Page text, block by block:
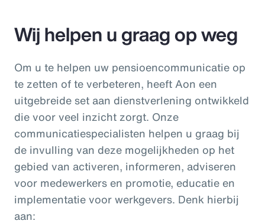
Wij helpen u graag op weg
Om u te helpen uw pensioencommunicatie op
te zetten of te verbeteren, heeft Aon een
uitgebreide set aan dienstverlening ontwikkeld
die voor veel inzicht zorgt. Onze
communicatiespecialisten helpen u graag bij
de invulling van deze mogelijkheden op het
gebied van activeren, informeren, adviseren
voor medewerkers en promotie, educatie en
implementatie voor werkgevers. Denk hierbij
aan: